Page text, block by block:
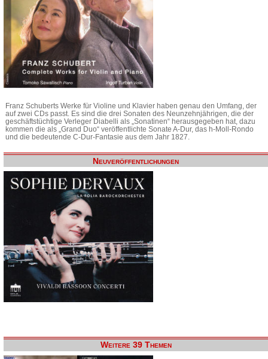
Franz Schuberts Werke für Violine und Klavier haben genau den Umfang, der
auf zwei CDs passt. Es sind die drei Sonaten des Neunzehnjährigen, die der
geschäftstüchtige Verleger Diabelli als „Sonatinen“ herausgegeben hat, dazu
kommen die als „Grand Duo“ veröffentlichte Sonate A-Dur, das h-Moll-Rondo
und die bedeutende C-Dur-Fantasie aus dem Jahr 1827.
Neuveröffentlichungen
Weitere 39 Themen